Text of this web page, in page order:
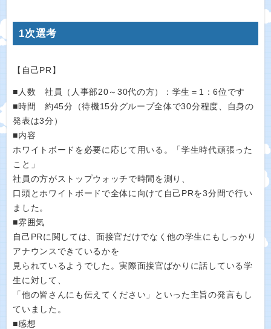
1次選考
【自己PR】
■人数 社員（人事部20～30代の方）：学生＝1：6位です
■時間 約45分（待機15分グループ全体で30分程度、自身の
発表は3分）
■内容
ホワイトボードを必要に応じて用いる。「学生時代頑張った
こと」
社員の方がストップウォッチで時間を測り、
口頭とホワイトボードで全体に向けて自己PRを3分間で行い
ました。
■雰囲気
自己PRに関しては、面接官だけでなく他の学生にもしっかり
アナウンスできているかを
見られているようでした。実際面接官ばかりに話している学
生に対して、
「他の皆さんにも伝えてください」といった主旨の発言もし
ていました。
■感想